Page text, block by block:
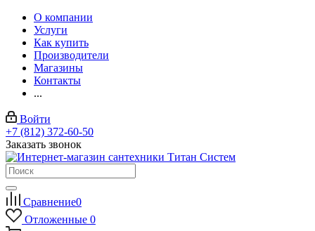
О компании
Услуги
Как купить
Производители
Магазины
Контакты
...
Войти
+7 (812) 372-60-50
Заказать звонок
Сравнение0
Отложенные 0